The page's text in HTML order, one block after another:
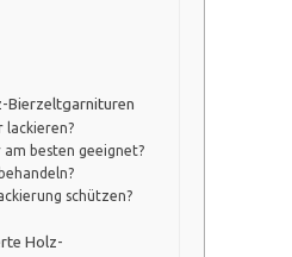
Bierzeltgarnituren
lackieren?
besten geeignet?
schützen?
Holz-